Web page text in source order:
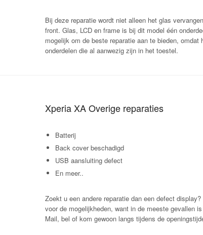
Bij deze reparatie wordt niet alleen het glas
front. Glas, LCD en frame is bij dit model één
mogelijk om de beste reparatie aan te bieden, omdat
onderdelen die al aanwezig zijn in het toestel.
Xperia XA Overige reparaties
Batterij
Back cover beschadigd
USB aansluiting defect
En meer..
Zoekt u een andere reparatie dan een defect
voor de mogelijkheden, want in de meeste gevallen
Mail, bel of kom gewoon langs tijdens de